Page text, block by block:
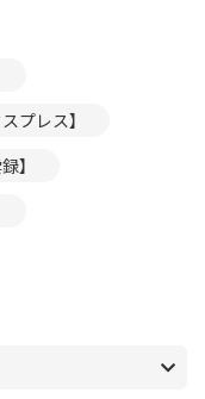
プレス】
】